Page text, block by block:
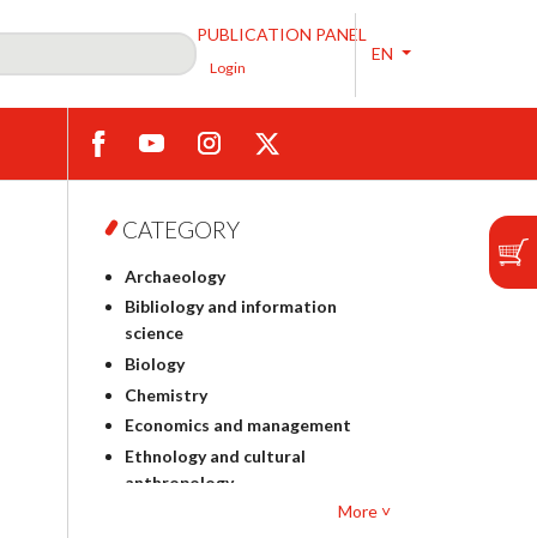
PUBLICATION PANEL
Login
EN
CATEGORY
Archaeology
Bibliology and information
science
Biology
Chemistry
Economics and management
Ethnology and cultural
anthropology
More ˅